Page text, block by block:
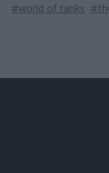
#world of tanks